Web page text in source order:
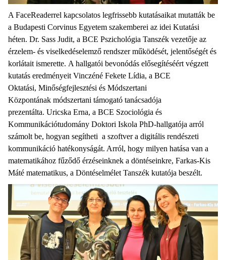
A FaceReaderrel kapcsolatos legfrissebb kutatásaikat mutatták be
a Budapesti Corvinus Egyetem szakemberei az idei Kutatási
héten. Dr. Sass Judit, a BCE Pszichológia Tanszék vezetője az
érzelem- és viselkedéselemző rendszer működését, jelentőségét és
korlátait ismerette. A hallgatói bevonódás elősegítéséért végzett
kutatás eredményeit Vinczéné Fekete Lídia, a BCE
Oktatási, Minőségfejlesztési és Módszertani
Központának módszertani támogató tanácsadója
prezentálta. Uricska Erna, a BCE Szociológia és
Kommunikációtudomány Doktori Iskola PhD-hallgatója arról
számolt be, hogyan segítheti a szoftver a digitális rendészeti
kommunikáció hatékonyságát. Arról, hogy milyen hatása van a
matematikához fűződő érzéseinknek a döntéseinkre, Farkas-Kis
Máté matematikus, a Döntéselmélet Tanszék kutatója beszélt.